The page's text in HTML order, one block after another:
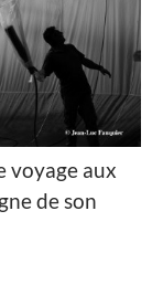
voyage aux
de son